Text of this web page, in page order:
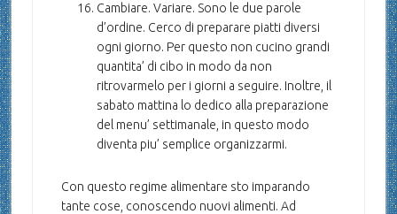
Cambiare. Variare. Sono le due parole
d’ordine. Cerco di preparare piatti diversi
ogni giorno. Per questo non cucino grandi
quantita’ di cibo in modo da non
ritrovarmelo per i giorni a seguire. Inoltre, il
sabato mattina lo dedico alla preparazione
del menu’ settimanale, in questo modo
diventa piu’ semplice organizzarmi.
Con questo regime alimentare sto imparando
tante cose, conoscendo nuovi alimenti. Ad